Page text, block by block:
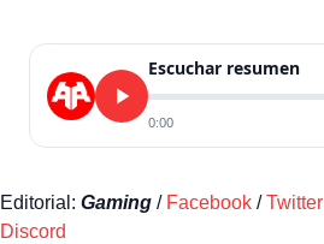
Escuchar resumen
0:00
Editorial: Gaming / Facebook /Twitter
Discord